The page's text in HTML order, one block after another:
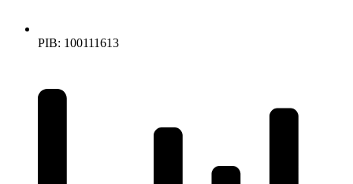
PIB: 100111613